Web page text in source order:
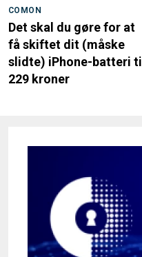
COMON
Det skal du gøre for at
få skiftet dit (måske
slidte) iPhone-batteri til
229 kroner